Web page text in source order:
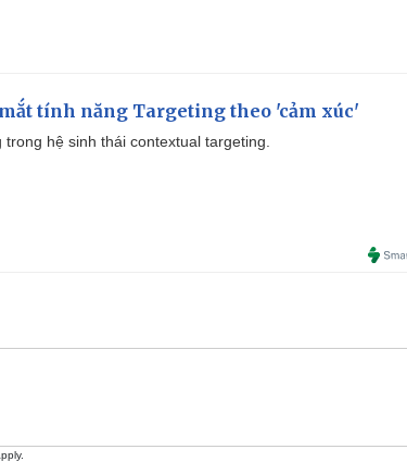
tính năng Targeting theo 'cảm xúc'
hệ sinh thái contextual targeting.